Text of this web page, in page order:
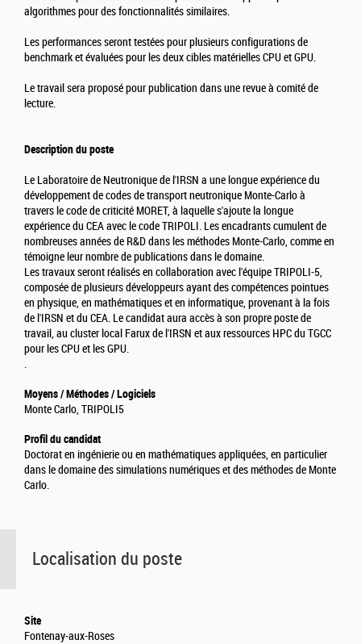
algorithmes pour des fonctionnalités similaires.
Les performances seront testées pour plusieurs configurations de
benchmark et évaluées pour les deux cibles matérielles CPU et GPU.
Le travail sera proposé pour publication dans une revue à comité de
lecture.
Description du poste
Le Laboratoire de Neutronique de l'IRSN a une longue expérience du
développement de codes de transport neutronique Monte-Carlo à
travers le code de criticité MORET, à laquelle s'ajoute la longue
expérience du CEA avec le code TRIPOLI. Les encadrants cumulent de
nombreuses années de R&D dans les méthodes Monte-Carlo, comme en
témoigne leur nombre de publications dans le domaine.
Les travaux seront réalisés en collaboration avec l'équipe TRIPOLI-5,
composée de plusieurs développeurs ayant des compétences pointues
en physique, en mathématiques et en informatique, provenant à la fois
de l'IRSN et du CEA. Le candidat aura accès à son propre poste de
travail, au cluster local Farux de l'IRSN et aux ressources HPC du TGCC
pour les CPU et les GPU.
.
Moyens / Méthodes / Logiciels
Monte Carlo, TRIPOLI5
Profil du candidat
Doctorat en ingénierie ou en mathématiques appliquées, en particulier
dans le domaine des simulations numériques et des méthodes de Monte
Carlo.
Localisation du poste
Site
Fontenay-aux-Roses